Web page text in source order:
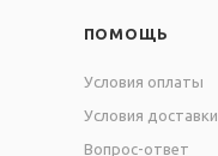
ПОМОЩЬ
Условия оплаты
Условия доставки
Вопрос-ответ